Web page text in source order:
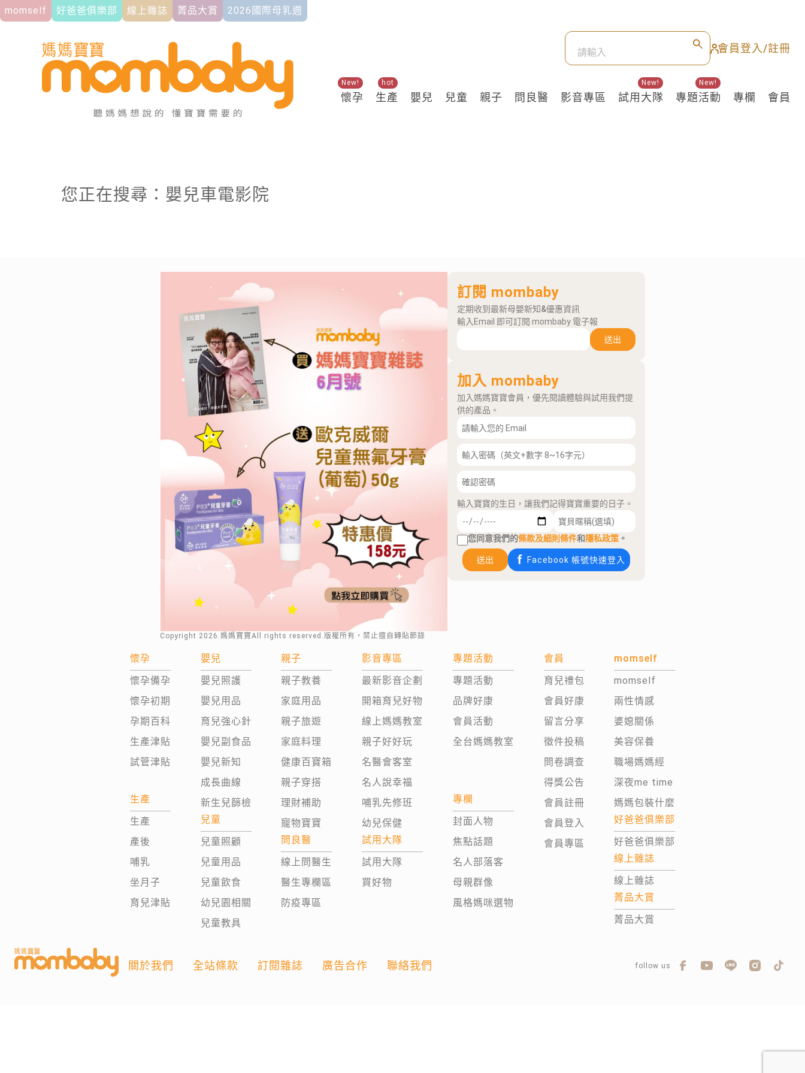
momself 好爸爸俱樂部 線上雜誌 菁品大賞 2026國際母乳週
會員登入/註冊
懷孕
New!
生產
hot
嬰兒 兒童 親子 問良醫 影音專區 試用大隊
New!
專題活動
New!
專欄 會員
關鍵熱搜
您正在搜尋：嬰兒車電影院
Copyright 2026 .媽媽寶寶All rights reserved.版權所有，禁止擅自轉貼節錄
訂閱 mombaby
定期收到最新母嬰新知&優惠資訊
輸入Email 即可訂閱 mombaby 電子報
送出
加入 mombaby
加入媽媽寶寶會員，優先閱讀體驗與試用我們提
供的產品。
輸入寶寶的生日，讓我們記得寶寶重要的日子。
您同意我們的條款及細則條件和隱私政策 。
送出 Facebook 帳號快速登入
懷孕
懷孕備孕
懷孕初期
孕期百科
生產津貼
試管津貼
生產
生產
產後
哺乳
坐月子
育兒津貼
嬰兒
嬰兒照護
嬰兒用品
育兒強心針
嬰兒副食品
嬰兒新知
成長曲線
新生兒篩檢
兒童
兒童照顧
兒童用品
兒童飲食
幼兒園相關
兒童教具
親子
親子教養
家庭用品
親子旅遊
家庭料理
健康百寶箱
親子穿搭
理財補助
寵物寶寶
問良醫
線上問醫生
醫生專欄區
防疫專區
影音專區
最新影音企劃
開箱育兒好物
線上媽媽教室
親子好好玩
名醫會客室
名人說幸福
哺乳先修班
幼兒保健
試用大隊
試用大隊
買好物
專題活動
專題活動
品牌好康
會員活動
全台媽媽教室
專欄
封面人物
焦點話題
名人部落客
母親群像
風格媽咪選物
會員
育兒禮包
會員好康
留言分享
徵件投稿
問卷調查
得獎公告
會員註冊
會員登入
會員專區
momself
momself
兩性情感
婆媳關係
美容保養
職場媽媽經
深夜me time
媽媽包裝什麼
好爸爸俱樂部
好爸爸俱樂部
線上雜誌
線上雜誌
菁品大賞
菁品大賞
關於我們 全站條款 訂閱雜誌 廣告合作 聯絡我們 follow us